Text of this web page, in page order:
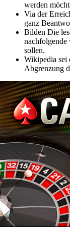
werden
Via der
ganz
Bilden Die
nachfolgende
sollen.
Wikipedia sei
Abgrenzung